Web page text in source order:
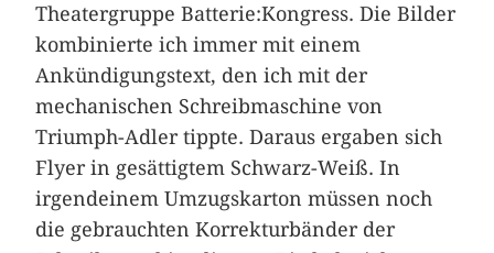
Theatergruppe Batterie:Kongress. Die Bilder
kombinierte ich immer mit einem
Ankündigungstext, den ich mit der
mechanischen Schreibmaschine von
Triumph-Adler tippte. Daraus ergaben sich
Flyer in gesättigtem Schwarz-Weiß. In
irgendeinem Umzugskarton müssen noch
die gebrauchten Korrekturbänder der